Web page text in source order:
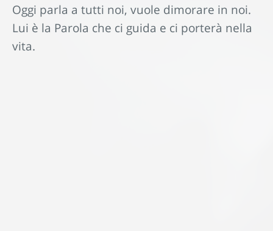
Oggi parla a tutti noi, vuole dimorare in noi.
Lui è la Parola che ci guida e ci porterà nella
vita.